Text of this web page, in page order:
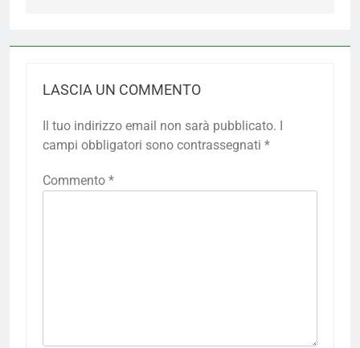
LASCIA UN COMMENTO
Il tuo indirizzo email non sarà pubblicato.
campi obbligatori sono contrassegnati *
Commento *